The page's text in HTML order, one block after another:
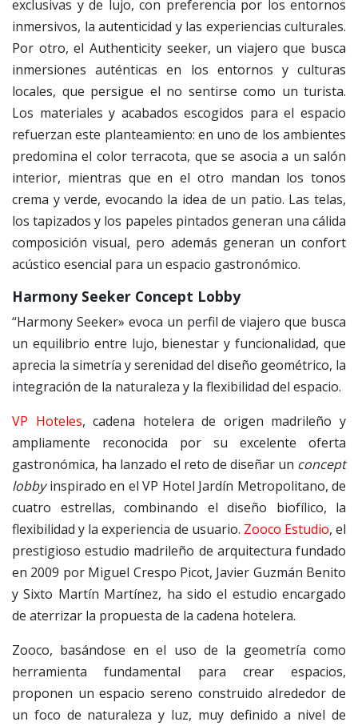
exclusivas y de lujo, con preferencia por los entornos
inmersivos, la autenticidad y las experiencias culturales.
Por otro, el Authenticity seeker, un viajero que busca
inmersiones auténticas en los entornos y culturas
locales, que persigue el no sentirse como un turista.
Los materiales y acabados escogidos para el espacio
refuerzan este planteamiento: en uno de los ambientes
predomina el color terracota, que se asocia a un salón
interior, mientras que en el otro mandan los tonos
crema y verde, evocando la idea de un patio. Las telas,
los tapizados y los papeles pintados generan una cálida
composición visual, pero además generan un confort
acústico esencial para un espacio gastronómico.
Harmony Seeker Concept Lobby
“Harmony Seeker» evoca un perfil de viajero que busca
un equilibrio entre lujo, bienestar y funcionalidad, que
aprecia la simetría y serenidad del diseño geométrico, la
integración de la naturaleza y la flexibilidad del espacio.
VP Hoteles, cadena hotelera de origen madrileño y
ampliamente reconocida por su excelente oferta
gastronómica, ha lanzado el reto de diseñar un concept
lobbyinspirado en el VP Hotel Jardín Metropolitano, de
cuatro estrellas, combinando el diseño biofílico, la
flexibilidad y la experiencia de usuario. Zooco Estudio, el
prestigioso estudio madrileño de arquitectura fundado
en 2009 por Miguel Crespo Picot, Javier Guzmán Benito
y Sixto Martín Martínez, ha sido el estudio encargado
de aterrizar la propuesta de la cadena hotelera.
Zooco, basándose en el uso de la geometría como
herramienta fundamental para crear espacios,
proponen un espacio sereno construido alrededor de
un foco de naturaleza y luz, muy definido a nivel de